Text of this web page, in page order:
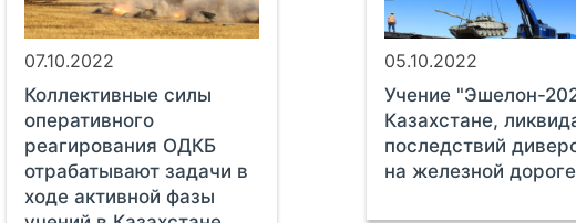
07.10.2022
Коллективные силы
оперативного
реагирования ОДКБ
отрабатывают задачи в
ходе активной фазы
05.10.2022
Учение "Эшелон-
Казахстане,
последствий
на железной дороге